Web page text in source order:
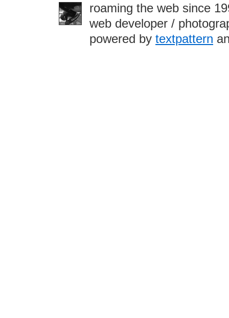
roaming the web since
web developer /
powered by textpattern